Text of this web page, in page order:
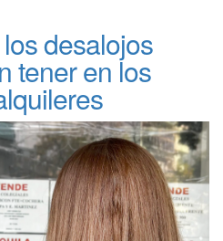
desalojos
tener en los